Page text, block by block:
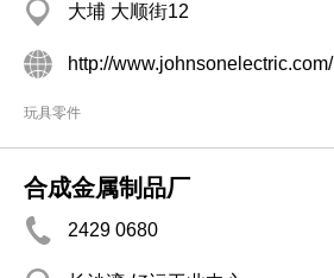
大埔 大顺街12
http://www.johnsonelectric.com/
玩具零件
合成金属制品厂
2429 0680